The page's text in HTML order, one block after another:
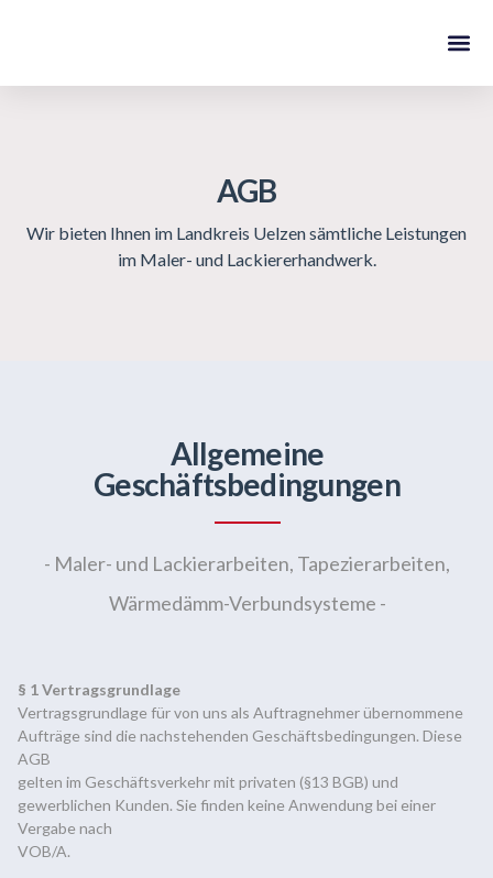
AGB
Wir bieten Ihnen im Landkreis Uelzen sämtliche Leistungen
im Maler- und Lackiererhandwerk.
Allgemeine
Geschäftsbedingungen
- Maler- und Lackierarbeiten, Tapezierarbeiten,
Wärmedämm-Verbundsysteme -
§ 1 Vertragsgrundlage
Vertragsgrundlage für von uns als Auftragnehmer übernommene
Aufträge sind die nachstehenden Geschäftsbedingungen. Diese
AGB
gelten im Geschäftsverkehr mit privaten (§13 BGB) und
gewerblichen Kunden. Sie finden keine Anwendung bei einer
Vergabe nach
VOB/A.